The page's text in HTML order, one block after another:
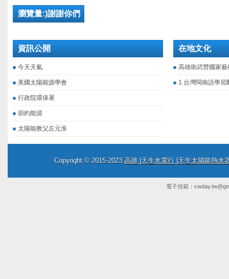
瀏覽量:)謝謝你們
資訊公開
今天天氣
美國太陽能源學會
行政院環保署
節約能源
太陽能教父左元淮
在地文化
高雄衛武營國家藝
1.台灣閩南語學習
Copyright © 2015-2023 高雄 |天生水電行 |天生太陽能熱水
電子信箱：